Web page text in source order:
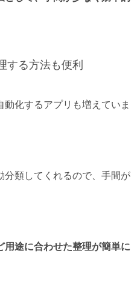
する方法も便利
化するアプリも増えていま
分類してくれるので、手間が
用途に合わせた整理が簡単に